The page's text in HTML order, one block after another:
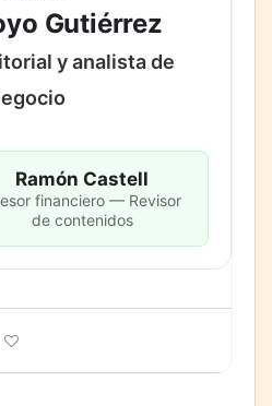
Gutiérrez
y analista de
Ramón Castell
financiero — Revisor
de contenidos